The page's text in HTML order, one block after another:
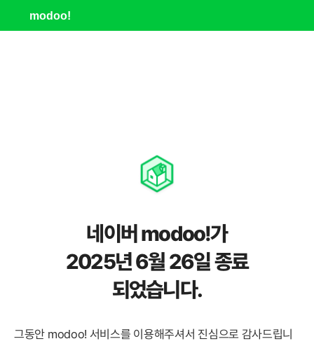
modoo!
네이버 modoo!가
2025년 6월 26일 종료
되었습니다.
그동안 modoo! 서비스를 이용해주셔서 진심으로 감사드립니